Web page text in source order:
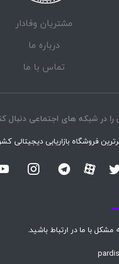
مشتریان وفادار
درباره ما
تماس با ما
را در شبکه های اجتماعی دنبال
فروشگاه بازاریابی دیجیتالی
با ما در ارتباط باشید.